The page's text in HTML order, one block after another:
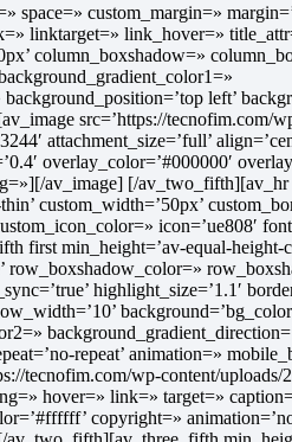
custom_margin=»
linktarget=» link_hover=»
column_boxshadow=»
left’
src=’https://tecnofim.com/
attachment_size=’full’
overlay_color=’#000000′
av_image] [/av_two_fifth][av_hr
custom_width=’50px’
icon=’ue808′
first min_height=’av-equal-height-
row_boxshadow_color=»
highlight_size=’1.1′
repeat’ animation=»
tecnofim.com/wp-content/uploads/
hover=» link=» target=»
copyright=»